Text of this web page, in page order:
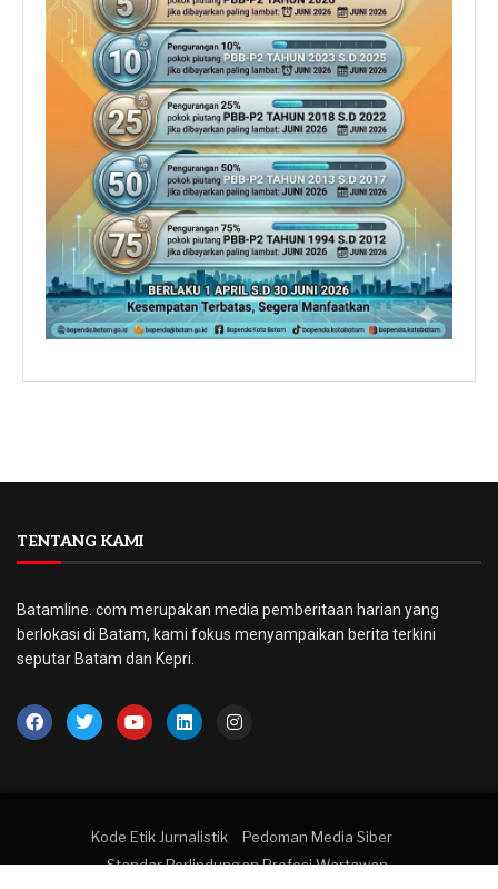
TENTANG KAMI
Batamline. com merupakan media pemberitaan harian yang
berlokasi di Batam, kami fokus menyampaikan berita terkini
seputar Batam dan Kepri.
Kode Etik Jurnalistik
Pedoman Media Siber
Standar Perlindungan Profesi Wartawan